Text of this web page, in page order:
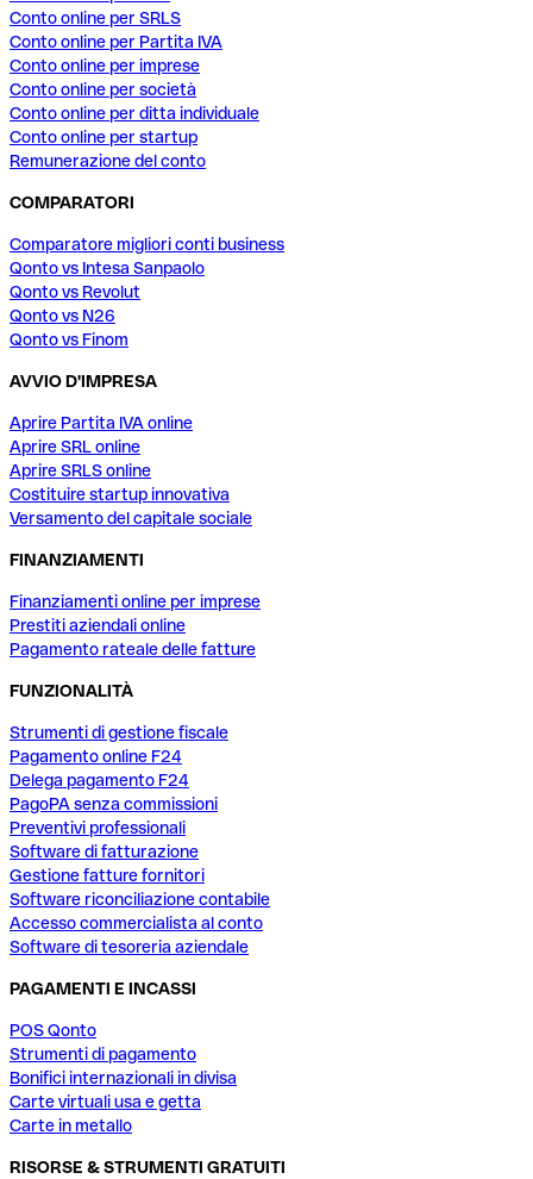
Conto online per SRLS
Conto online per Partita IVA
Conto online per imprese
Conto online per società
Conto online per ditta individuale
Conto online per startup
Remunerazione del conto
COMPARATORI
Comparatore migliori conti business
Qonto vs Intesa Sanpaolo
Qonto vs Revolut
Qonto vs N26
Qonto vs Finom
AVVIO D'IMPRESA
Aprire Partita IVA online
Aprire SRL online
Aprire SRLS online
Costituire startup innovativa
Versamento del capitale sociale
FINANZIAMENTI
Finanziamenti online per imprese
Prestiti aziendali online
Pagamento rateale delle fatture
FUNZIONALITÀ
Strumenti di gestione fiscale
Pagamento online F24
Delega pagamento F24
PagoPA senza commissioni
Preventivi professionali
Software di fatturazione
Gestione fatture fornitori
Software riconciliazione contabile
Accesso commercialista al conto
Software di tesoreria aziendale
PAGAMENTI E INCASSI
POS Qonto
Strumenti di pagamento
Bonifici internazionali in divisa
Carte virtuali usa e getta
Carte in metallo
RISORSE & STRUMENTI GRATUITI